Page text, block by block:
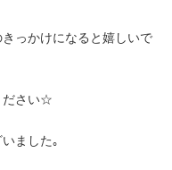
っかけになると嬉しいで
ださい☆
ました｡